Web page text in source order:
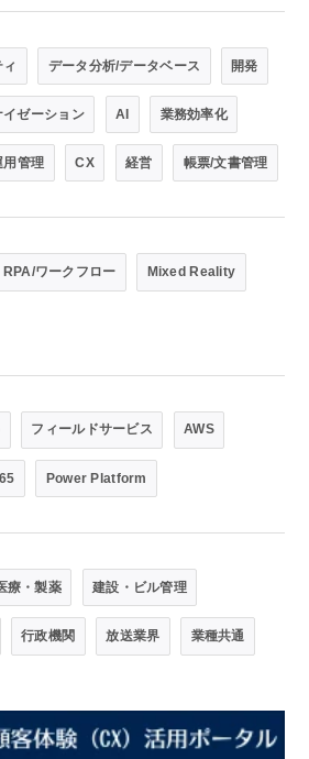
データ分析/データベース 開発
ゼーション AI 業務効率化
用管理 CX 経営 帳票/文書管理
RPA/ワークフロー Mixed Reality
フィールドサービス AWS
Power Platform
療・製薬 建設・ビル管理
行政機関 放送業界 業種共通